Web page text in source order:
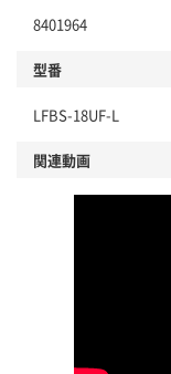
8401964
型番
LFBS-18UF-L
関連動画